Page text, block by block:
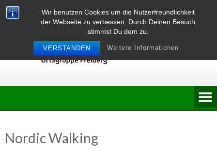
Wir benutzen Cookies um die Nutzerfreundlichkeit
der Webseite zu verbessen. Durch Deinen Besuch
stimmst Du dem zu.
VERSTANDEN Weitere Informationen
Skip
to
Nordic Walking